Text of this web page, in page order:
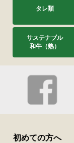
タレ類
サステナブル
和牛（熟）
初めての方へ